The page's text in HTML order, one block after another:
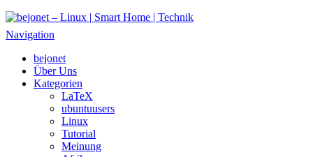
bejonet – Linux | Smart Home | Technik
Das Blog über Technik, Linux und Smart Home
Navigation
bejonet
Über Uns
Kategorien
LaTeX
ubuntuusers
Linux
Tutorial
Meinung